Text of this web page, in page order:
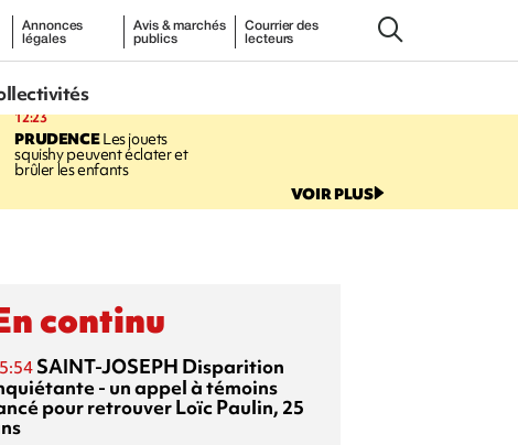
Annonces
légales
Avis & marchés
publics
Courrier des
lecteurs
12:23
PRUDENCELes jouets
squishy peuvent éclater et
brûler les enfants
VOIR PLUS
continu
SAINT-JOSEPH Disparition
- un appel à témoins
pour retrouver Loïc Paulin, 25